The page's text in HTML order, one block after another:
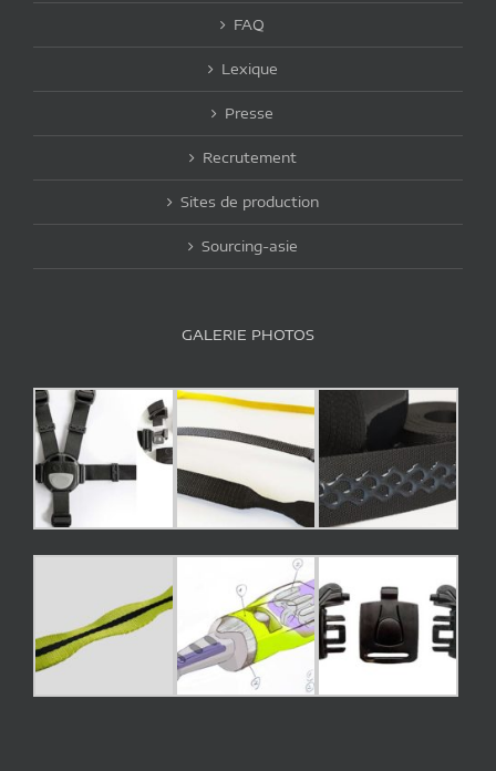
FAQ
Lexique
Presse
Recrutement
Sites de production
Sourcing-asie
GALERIE PHOTOS